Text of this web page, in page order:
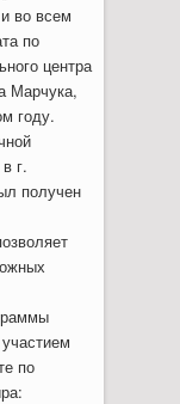
во всем
по
центра
Марчука,
году.
г.
получен
по